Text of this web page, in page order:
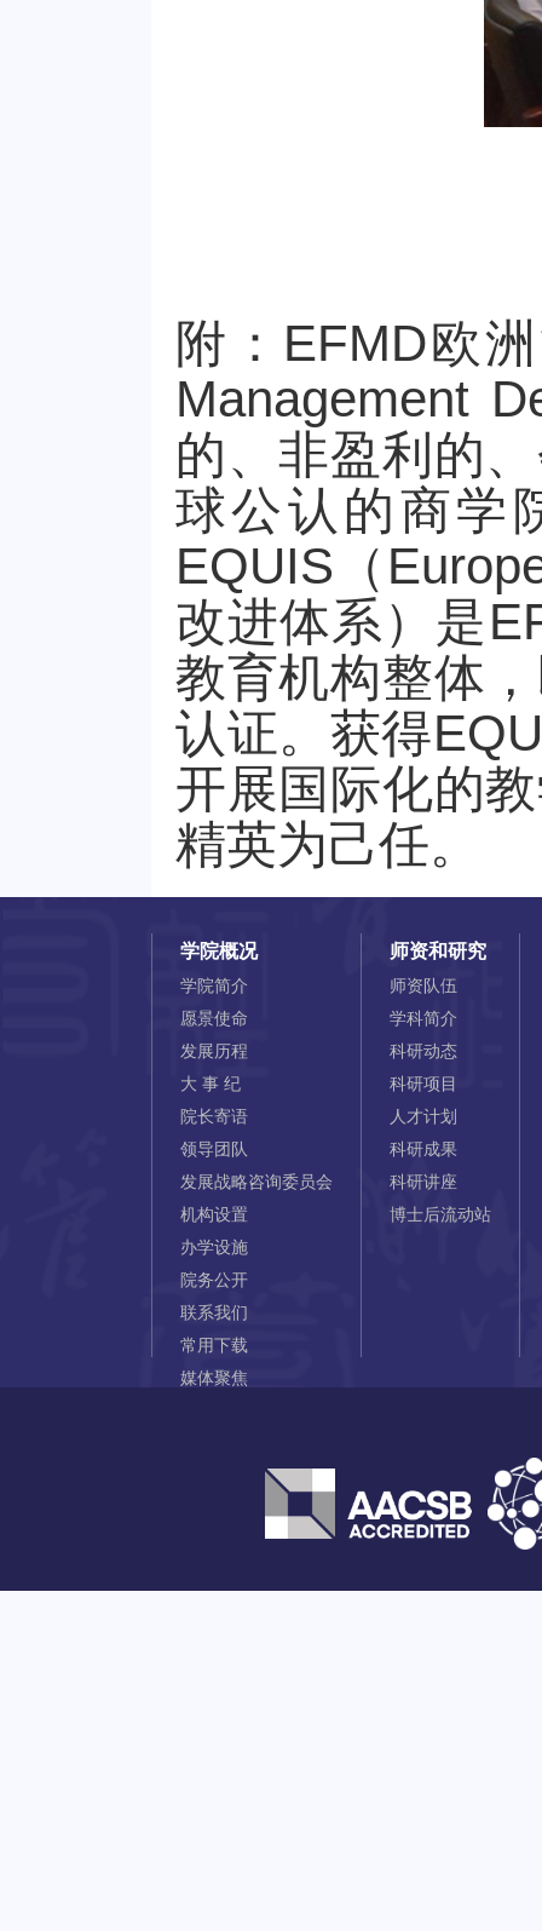
附：EFMD欧
Management
的、非盈利的
球公认的商学
EQUIS（
改进体系）是
教育机构整体
认证。获得
开展国际化的
精英为己任。
学院概况
学院简介
愿景使命
发展历程
大 事 纪
院长寄语
领导团队
发展战略咨询委员会
机构设置
办学设施
院务公开
联系我们
常用下载
媒体聚焦
师资和研究
师资队伍
学科简介
科研动态
科研项目
人才计划
科研成果
科研讲座
博士后流动站